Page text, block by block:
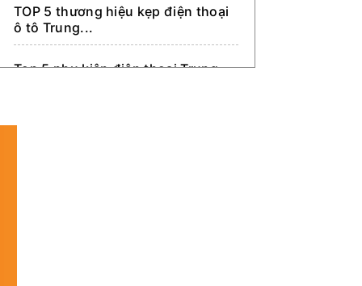
TOP 5 thương hiệu kẹp điện thoại
ô tô Trung...
Top 5 phụ kiện điện thoại Trung
Mặt nạ phòng độc Trung Quốc và